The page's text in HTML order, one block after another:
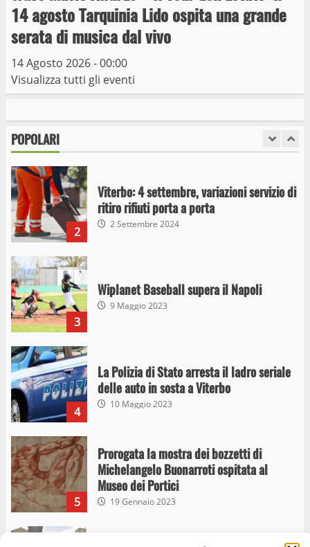
14 agosto Tarquinia Lido ospita una grande
serata di musica dal vivo
14 Agosto 2026 - 00:00
Visualizza tutti gli eventi
POPOLARI
Giochi Sportivi Studenteschi di Atletica a
Viterbo
10 Maggio 2023
I Carabinieri arrestano due giovani per
stupefacenti
2
Viterbo: 4 settembre, variazioni servizio di
ritiro rifiuti porta a porta
2 Settembre 2024
3
Wiplanet Baseball supera il Napoli
9 Maggio 2023
4
La Polizia di Stato arresta il ladro seriale
delle auto in sosta a Viterbo
10 Maggio 2023
5
Prorogata la mostra dei bozzetti di
Michelangelo Buonarroti ospitata al
Museo dei Portici
19 Gennaio 2023